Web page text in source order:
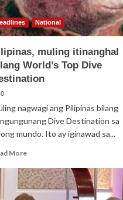
National
muling itinanghal
World’s Top Dive
0
nagwagi ang Pilipinas bilang
Dive Destination sa
mundo. Ito ay iginawad sa...
MoreRead
about
Pilipinas,
muling